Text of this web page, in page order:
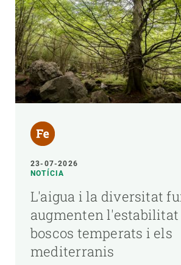
23-07-2026
NOTÍCIA
L'aigua i la diversitat
augmenten l'estabilitat
boscos temperats i els
mediterranis